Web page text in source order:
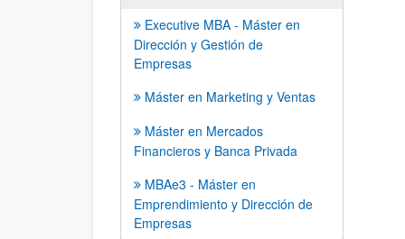
Executive MBA - Máster en
Dirección y Gestión de
Empresas
Máster en Marketing y Ventas
Máster en Mercados
Financieros y Banca Privada
MBAe3 - Máster en
Emprendimiento y Dirección de
Empresas